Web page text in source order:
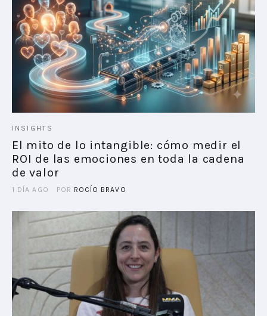
INSIGHTS
FUTURE BRAND LAB
EVENTOS
CONECTADES
PODCAST
PLAYBOOKS
NOVEDADES DE LOS MIEMBROS
INSIGHTS
El mito de lo intangible: cómo medir el
ROI de las emociones en toda la cadena
de valor
1 DÍA AGO POR ROCÍO BRAVO